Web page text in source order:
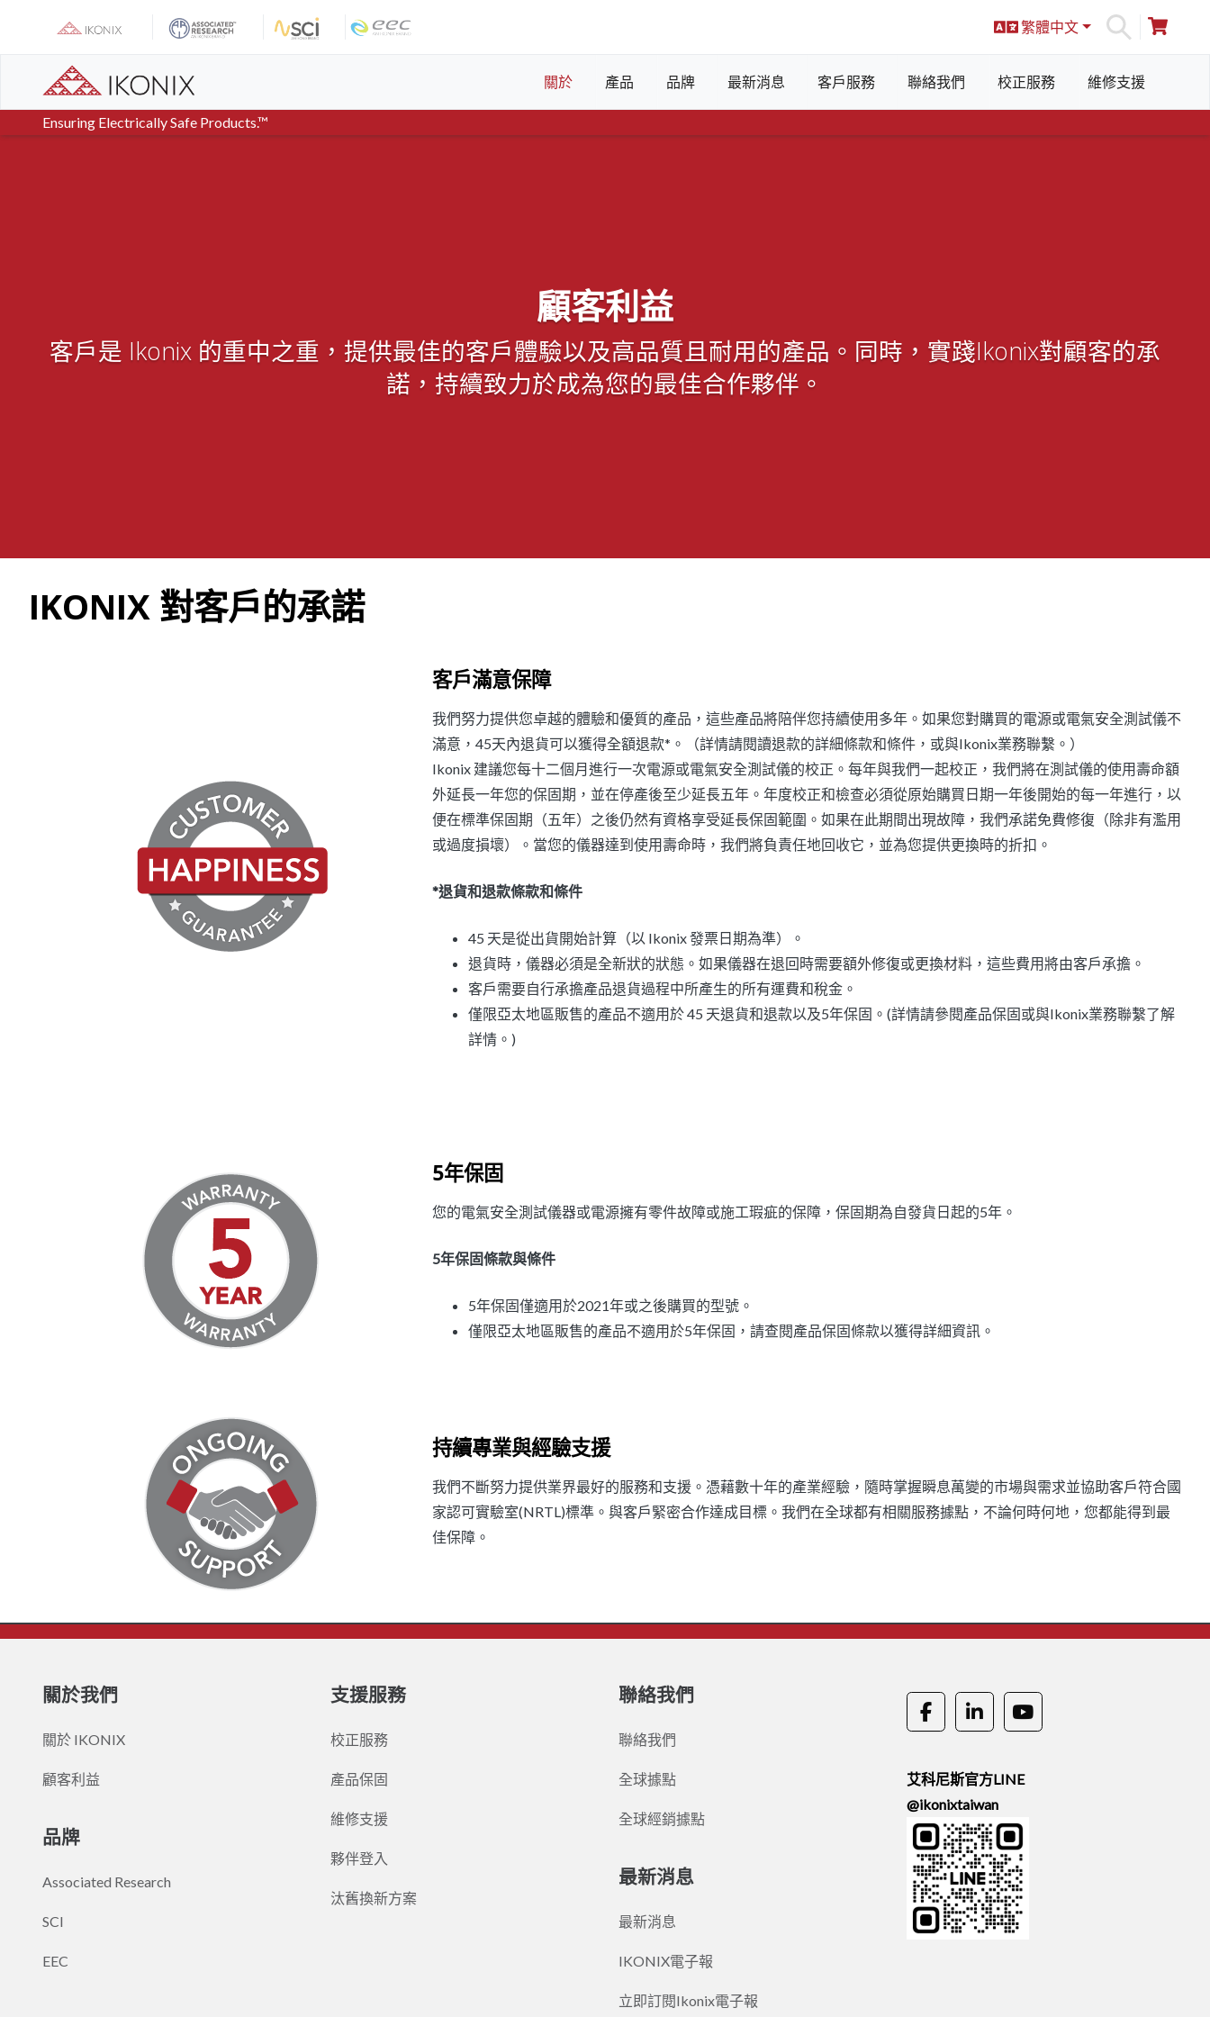
繁體中文
關於 產品 品牌 最新消息 客戶服務 聯絡我們 校正服務 維修支援
Ensuring Electrically Safe Products.™
顧客利益
客戶是 Ikonix 的重中之重，提供最佳的客戶體驗以及高品質且耐用的產品。同時，實踐Ikonix對顧客的承
諾，持續致力於成為您的最佳合作夥伴。
IKONIX 對客戶的承諾
客戶滿意保障
我們努力提供您卓越的體驗和優質的產品，這些產品將陪伴您持續使用多年。如果您對購買的電源或電氣安全測試儀不
滿意，45天內退貨可以獲得全額退款*。（詳情請閱讀退款的詳細條款和條件，或與Ikonix業務聯繫。）
Ikonix 建議您每十二個月進行一次電源或電氣安全測試儀的校正。每年與我們一起校正，我們將在測試儀的使用壽命額
外延長一年您的保固期，並在停產後至少延長五年。年度校正和檢查必須從原始購買日期一年後開始的每一年進行，以
便在標準保固期（五年）之後仍然有資格享受延長保固範圍。如果在此期間出現故障，我們承諾免費修復（除非有濫用
或過度損壞）。當您的儀器達到使用壽命時，我們將負責任地回收它，並為您提供更換時的折扣。
*退貨和退款條款和條件
45 天是從出貨開始計算（以 Ikonix 發票日期為準）。
退貨時，儀器必須是全新狀的狀態。如果儀器在退回時需要額外修復或更換材料，這些費用將由客戶承擔。
客戶需要自行承擔產品退貨過程中所產生的所有運費和稅金。
僅限亞太地區販售的產品不適用於 45 天退貨和退款以及5年保固。(詳情請參閱產品保固或與Ikonix業務聯繫了解
詳情。)
5年保固
您的電氣安全測試儀器或電源擁有零件故障或施工瑕疵的保障，保固期為自發貨日起的5年。
5年保固條款與條件
5年保固僅適用於2021年或之後購買的型號。
僅限亞太地區販售的產品不適用於5年保固，請查閱產品保固條款以獲得詳細資訊。
持續專業與經驗支援
我們不斷努力提供業界最好的服務和支援。憑藉數十年的產業經驗，隨時掌握瞬息萬變的市場與需求並協助客戶符合國
家認可實驗室(NRTL)標準。與客戶緊密合作達成目標。我們在全球都有相關服務據點，不論何時何地，您都能得到最
佳保障。
關於我們
關於 IKONIX
顧客利益
品牌
Associated Research
SCI
EEC
支援服務
校正服務
產品保固
維修支援
夥伴登入
汰舊換新方案
聯絡我們
聯絡我們
全球據點
全球經銷據點
最新消息
最新消息
IKONIX電子報
立即訂閱Ikonix電子報
艾科尼斯官方LINE
@ikonixtaiwan